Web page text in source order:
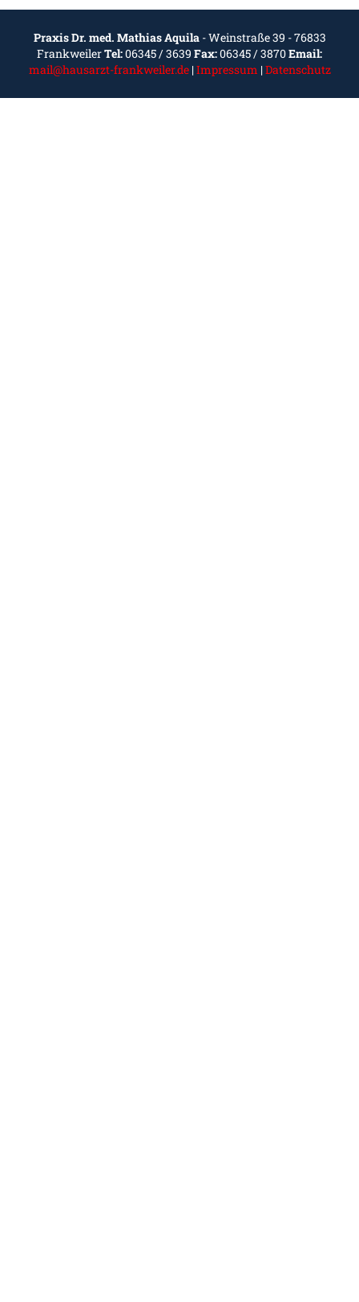
Praxis Dr. med. Mathias Aquila- Weinstraße 39 - 76833
FrankweilerTel:06345 / 3639 Fax:06345 / 3870Email:
mail@hausarzt-frankweiler.de| Impressum | Datenschutz